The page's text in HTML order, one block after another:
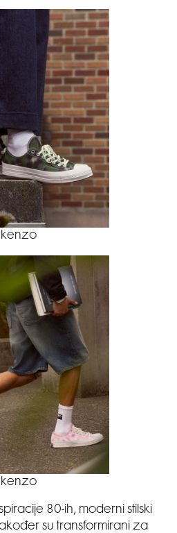
kenzo
kenzo
80-ih, moderni stilski
su transformirani za